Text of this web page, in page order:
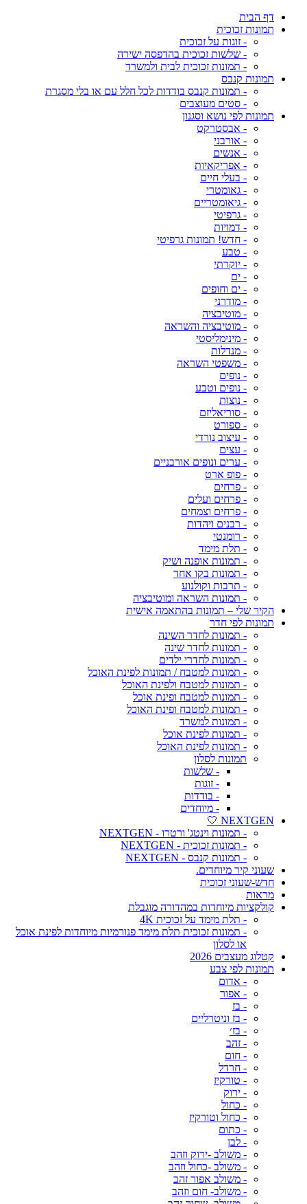
דף הבית
תמונות זכוכית
- זוגות על זכוכית
- שלשות זכוכית בהדפסה ישירה
- תמונות זכוכית לבית ולמשרד
תמונות קנבס
- תמונות קנבס בודדות לכל חלל עם או בלי מסגרת
- סטים מעוצבים
תמונות לפי נושא וסגנון
- אבסטרקט
- אורבני
- אנשים
- אפריקאיות
- בעלי חיים
- גאומטרי
- גיאומטריים
- גרפיטי
- דמויות
- חדש! תמונות גרפיטי
- טבע
- יוקרתי
- ים
- ים וחופים
- מודרני
- מוטיבציה
- מוטיבציה והשראה
- מינימליסטי
- מנדלות
- משפטי השראה
- נופים
- נופים וטבע
- נוצות
- סוריאליזם
- ספורט
- עיצוב נורדי
- עצים
- ערים ונופים אורבניים
- פופ ארט
- פרחים
- פרחים ועלים
- פרחים וצמחים
- רבנים ויהדות
- רומנטי
- תלת מימד
- תמונות אופנה ושיק
- תמונות בקו אחד
- תרבות וקולנוע
- תמונות השראה ומוטיבציה
הקיר שלי – תמונות בהתאמה אישית
תמונות לפי חדר
- תמונות לחדר השינה
- תמונות לחדר שינה
- תמונות לחדרי ילדים
- תמונות למטבח / תמונות לפינת האוכל
- תמונות למטבח ולפינת האוכל
- תמונות למטבח ופינת אוכל
- תמונות למטבח ופינת האוכל
- תמונות למשרד
- תמונות לפינת אוכל
- תמונות לפינת האוכל
תמונות לסלון
- שלשות
- זוגות
- בודדות
- מיוחדים
NEXTGEN 🤍
- תמונות וינטג' ורטרו - NEXTGEN
- תמונות זכוכית - NEXTGEN
- תמונות קנבס - NEXTGEN
שעוני קיר מיוחדים.
חדש-שעוני זכוכית
מראות
קולקציות מיוחדות במהדורה מוגבלת
- תלת מימד על זכוכית 4K
- תמונות זכוכית תלת מימד פנורמיות מיוחדות לפינת אוכל
או לסלון
קטלוג מעצבים 2026
תמונות לפי צבע
- אדום
- אפור
- בז
- בז וניטרליים
- בז׳
- זהב
- חום
- חרדל
- טורקיז
- ירוק
- כחול
- כחול וטורקיז
- כתום
- לבן
- משולב -ירוק וזהב
- משולב -כחול וזהב
- משולב אפור זהב
- משולב- חום וזהב